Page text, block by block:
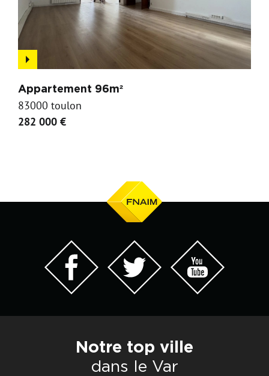
Appartement 96m²
83000 toulon
282 000 €
Notre top ville
dans le Var